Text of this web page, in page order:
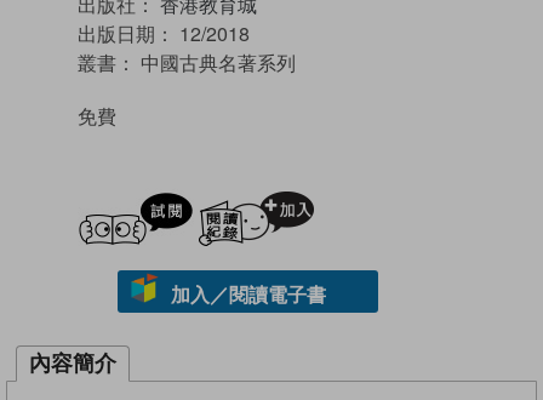
出版日期： 12/2018
叢書： 中國古典名著系列
免費
試閲
加入／閱讀電子書
內容簡介